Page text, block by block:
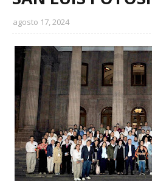
agosto 17, 2024